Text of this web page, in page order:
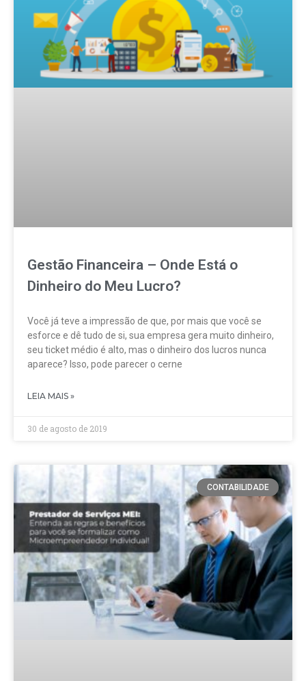
Gestão Financeira – Onde Está o
Dinheiro do Meu Lucro?
Você já teve a impressão de que, por mais que você se
esforce e dê tudo de si, sua empresa gera muito dinheiro,
seu ticket médio é alto, mas o dinheiro dos lucros nunca
aparece? Isso, pode parecer o cerne
LEIA MAIS »
30 de agosto de 2019
CONTABILIDADE